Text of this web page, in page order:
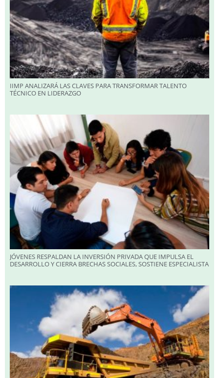
IIMP ANALIZARÁ LAS CLAVES PARA TRANSFORMAR TALENTO
TÉCNICO EN LIDERAZGO
JÓVENES RESPALDAN LA INVERSIÓN PRIVADA QUE IMPULSA EL
DESARROLLO Y CIERRA BRECHAS SOCIALES, SOSTIENE ESPECIALISTA